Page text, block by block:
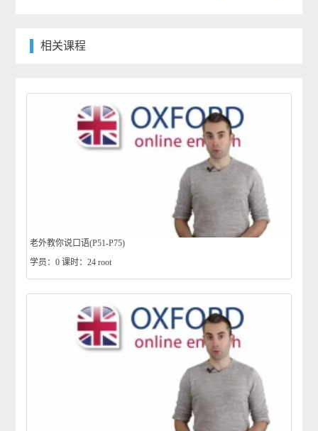
相关课程
老外教你说口语(P51-P75)
学员：0 课时：24 root